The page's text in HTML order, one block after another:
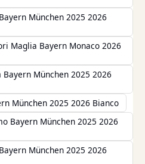
München 2025 2026
Maglia Bayern Monaco 2026
München 2025 2026
München 2025 2026 Bianco
Bayern München 2025 2026
München 2025 2026